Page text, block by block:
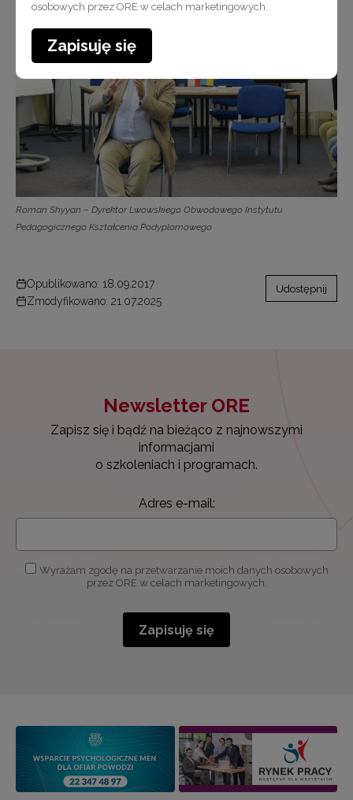
Roman Shyyan – Dyrektor Lwowskiego Obwodowego Instytutu
Pedagogicznego Kształcenia Podyplomowego
Opublikowano: 18.09.2017
Zmodyfikowano: 21.07.2025
Udostępnij
Newsletter ORE
Zapisz się i bądź na bieżąco z najnowszymi
informacjami
o szkoleniach i programach.
Adres e-mail:
Wyrażam zgodę na przetwarzanie moich danych osobowych
przez ORE w celach marketingowych.
Zapisuję się
osobowych przez ORE w celach marketingowych.
Zapisuję się